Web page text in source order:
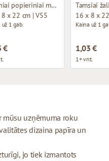
Rožiniai popieriniai maišeliai su medžiaginėmis rankenomis
x 22 cm | V55
už 1 gab.
€
16 x 8 x
Kaina už 1
1,03 €
1+ vnt.
mūsu uzņēmuma roku
dizaina papīra un
jo tiek izmantots